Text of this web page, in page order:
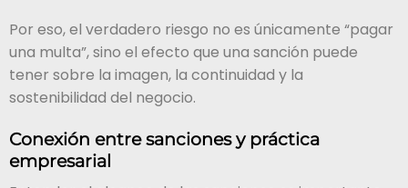
Por eso, el verdadero riesgo no es únicamente “pagar
una multa”, sino el efecto que una sanción puede
tener sobre la imagen, la continuidad y la
sostenibilidad del negocio.
Conexión entre sanciones y práctica
empresarial